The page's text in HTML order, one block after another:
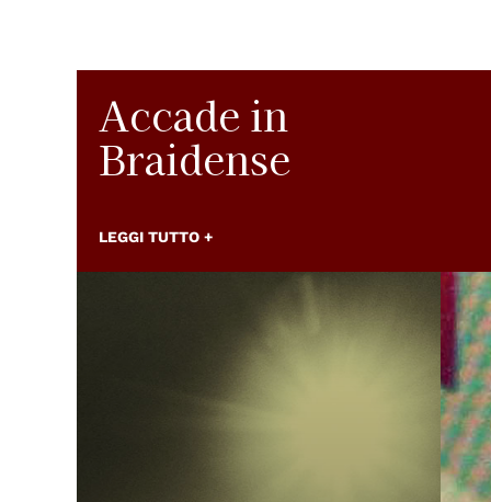
Accade in
Braidense
LEGGI TUTTO +